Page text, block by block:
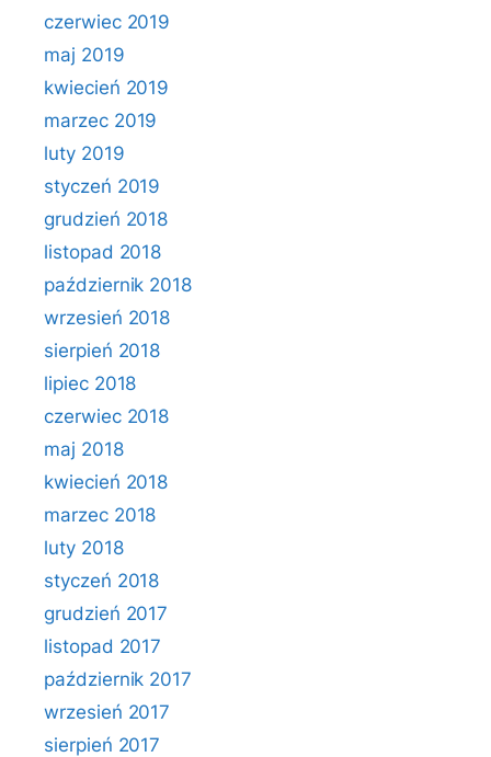
czerwiec 2019
maj 2019
kwiecień 2019
marzec 2019
luty 2019
styczeń 2019
grudzień 2018
listopad 2018
październik 2018
wrzesień 2018
sierpień 2018
lipiec 2018
czerwiec 2018
maj 2018
kwiecień 2018
marzec 2018
luty 2018
styczeń 2018
grudzień 2017
listopad 2017
październik 2017
wrzesień 2017
sierpień 2017